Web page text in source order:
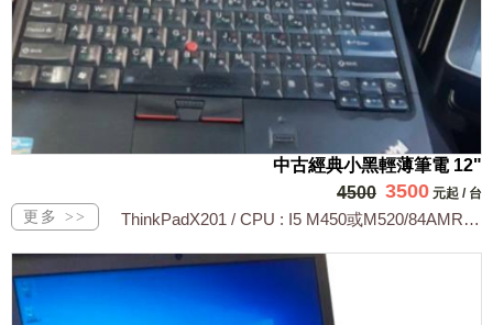
中古經典小黑輕薄筆電 12"
4500 3500 元起 / 台
ThinkPadX201 / CPU : I5 M450或M520/84AMRA...